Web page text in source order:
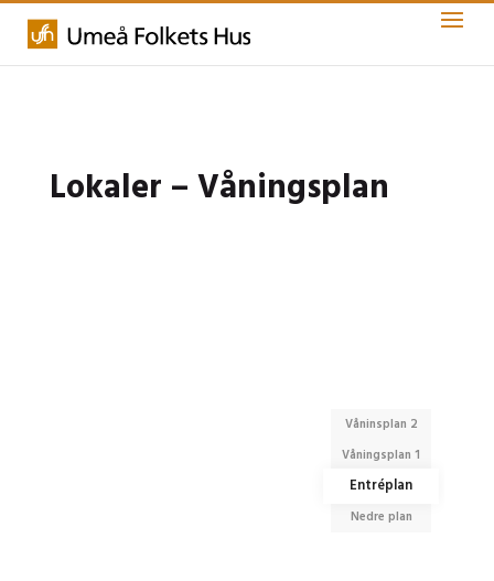
Lokaler – Våningsplan
Våninsplan 2
Våningsplan 1
Entréplan
Nedre plan